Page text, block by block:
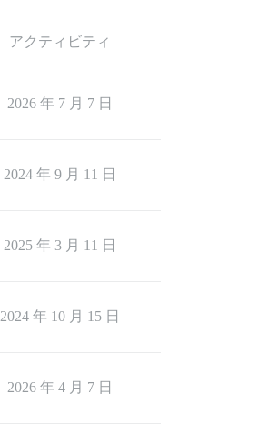
アクティビティ
2026 年 7 月 7 日
2024 年 9 月 11 日
2025 年 3 月 11 日
2024 年 10 月 15 日
2026 年 4 月 7 日